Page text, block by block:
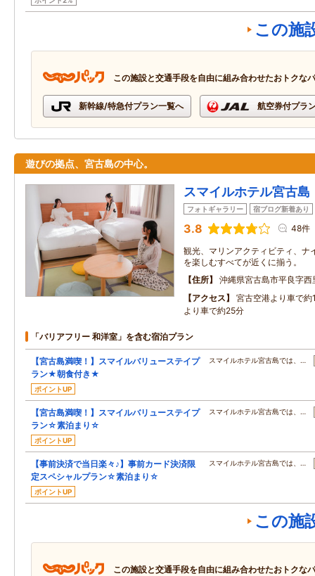
この施
この施設と交通手段を自由に組み合わせたおトクな
新幹線/特急付プラン一覧へ 航空券付プラ
遊びの拠点、宮古島の中心。
スマイルホテル宮古島
フォトギャラリー 宿ブログ新着あり
3.8 48件
観光、マリンアクティビティ、ナ
を楽しむすべてが近くに揃う。
住所
沖縄県宮古島市平良字西
アクセス
宮古空港より車で
より車で約25分
「バリアフリー 和洋室」を含む宿泊プラン
【宮古島満喫！】スマイルバリューステイプ
ラン★朝食付き★
ポイントUP
スマイルホテル宮古島では、…
【宮古島満喫！】スマイルバリューステイプ
ラン☆素泊まり☆
ポイントUP
スマイルホテル宮古島では、…
【事前決済で当日楽々♪】事前カード決済限
定スペシャルプラン☆素泊まり☆
ポイントUP
スマイルホテル宮古島では、…
この施
この施設と交通手段を自由に組み合わせたおトクな